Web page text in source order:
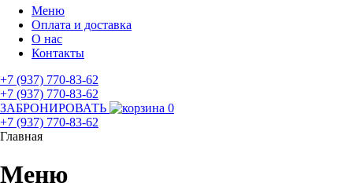
Меню
Оплата и доставка
О нас
Контакты
+7 (937) 770-83-62
+7 (937) 770-83-62
ЗАБРОНИРОВАТЬ
0
+7 (937) 770-83-62
Главная
Меню